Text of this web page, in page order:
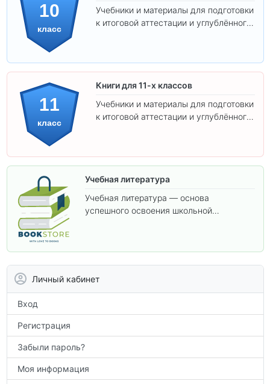
10
класс
Учебники и материалы для подготовки
к итоговой аттестации и углублённого
11
класс
Книги для 11-х классов
Учебники и материалы для подготовки
к итоговой аттестации и углублённого
Учебная литература
Учебная литература — основа
успешного освоения школьной
по предметам.
Личный кабинет
Вход
Регистрация
Забыли пароль?
Моя информация